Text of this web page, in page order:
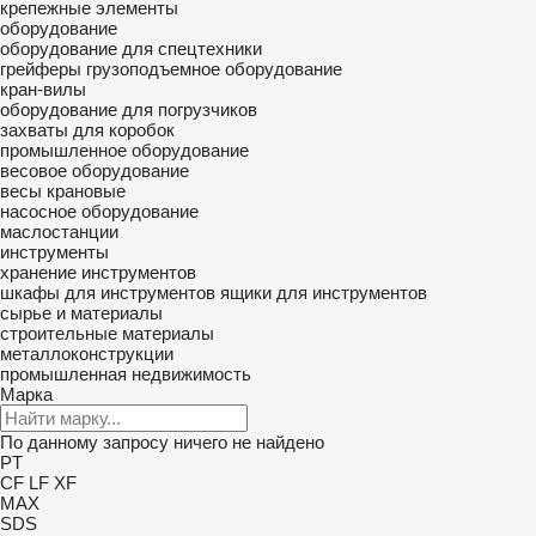
крепежные элементы
оборудование
оборудование для спецтехники
грейферы грузоподъемное оборудование
кран-вилы
оборудование для погрузчиков
захваты для коробок
промышленное оборудование
весовое оборудование
весы крановые
насосное оборудование
маслостанции
инструменты
хранение инструментов
шкафы для инструментов ящики для инструментов
сырье и материалы
строительные материалы
металлоконструкции
промышленная недвижимость
Марка
По данному запросу ничего не найдено
PT
CF LF XF
MAX
SDS